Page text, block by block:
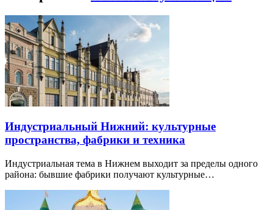
Индустриальный Нижний: культурные
пространства, фабрики и техника
Индустриальная тема в Нижнем выходит за пределы одного
района: бывшие фабрики получают культурные…